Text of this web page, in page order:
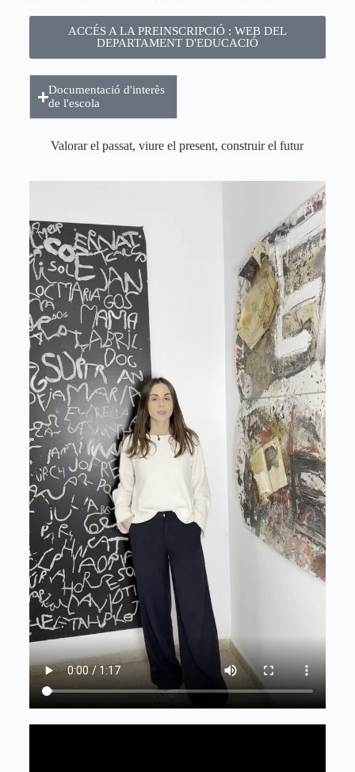
ACCÉS A LA PREINSCRIPCIÓ : WEB DEL
DEPARTAMENT D'EDUCACIÓ
Documentació d'interès
de l'escola
Valorar el passat, viure el present, construir el futur